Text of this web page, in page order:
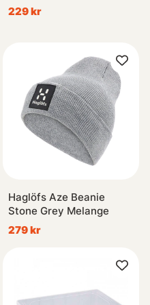
229 kr
Haglöfs Aze Beanie
Stone Grey Melange
279 kr